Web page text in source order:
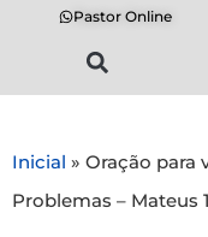
Pastor Online
Inicial » Oração para
Problemas – Mateus